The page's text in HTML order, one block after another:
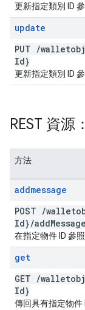
更新指定類別 ID
update
PUT /
Id}
更新指定類別 ID
REST 資源：
方法
addmessage
POST /
Id}/addMessage
在指定物件 ID 參
get
GET /
Id}
傳回具有指定物件